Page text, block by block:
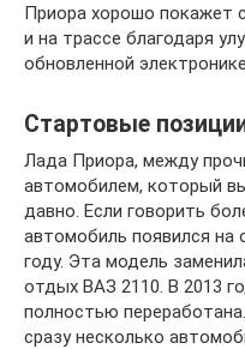
Приора хорошо покажет
и на трассе благодаря
обновленной электронике.
Стартовые
Лада Приора, между
автомобилем, который
давно. Если говорить
автомобиль появился на
году. Эта модель
отдых ВАЗ 2110. В 2013
полностью
сразу несколько